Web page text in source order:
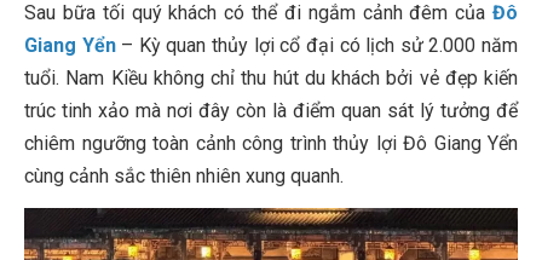
Sau bữa tối quý khách có thể đi ngắm cảnh đêm của Đô
Giang Yển– Kỳ quan thủy lợi cổ đại có lịch sử 2.000 năm
tuổi. Nam Kiều không chỉ thu hút du khách bởi vẻ đẹp kiến
trúc tinh xảo mà nơi đây còn là điểm quan sát lý tưởng để
chiêm ngưỡng toàn cảnh công trình thủy lợi Đô Giang Yển
cùng cảnh sắc thiên nhiên xung quanh.